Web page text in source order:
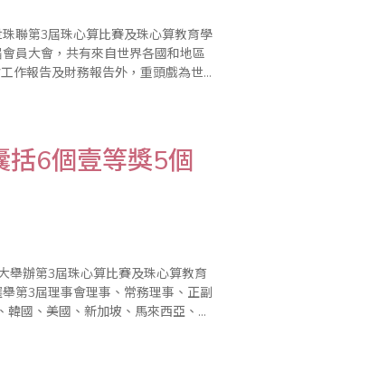
聯第3屆珠心算比賽及珠心算教育學
員大會，共有來自世界各國和地區
作報告及財務報告外，重頭戲為世
6個壹等獎5個
舉辦第3屆珠心算比賽及珠心算教育
第3屆理事會理事、常務理事、正副
國、美國、新加坡、馬來西亞、印